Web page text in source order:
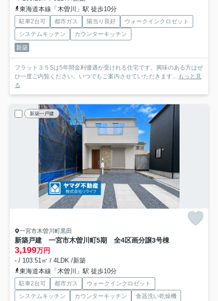
東海道本線「木曽川」駅 徒歩10分
駐車2台可 都市ガス 陽当り良好
ウォークインクロゼット
システムキッチン
カウンターキッチン
新築
フラット３５Sは5年間金利優遇が受けれる住宅です。興味のある方はぜ
ひ一度ご内覧ください。いつでもご案内させていただきます...
もっと見
る
新築一戸建
一宮市木曽川町黒田
新築戸建 一宮市木曽川町5期 全4区画分譲3号棟
3,199万円
- / 103.51㎡ / 4LDK /新築
東海道本線「木曽川」駅 徒歩10分
駐車2台可 都市ガス
ウォークインクロゼット
システムキッチン
カウンターキッチン
食器洗い乾燥機